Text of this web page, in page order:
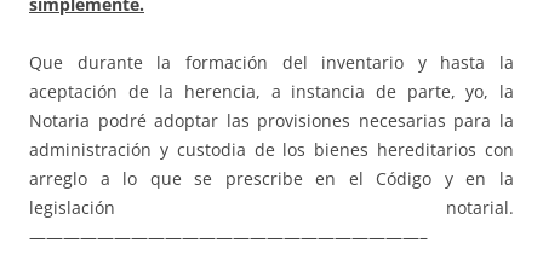
simplemente.
Que durante la formación del inventario y hasta la
aceptación de la herencia, a instancia de parte, yo, la
Notaria podré adoptar las provisiones necesarias para la
administración y custodia de los bienes hereditarios con
arreglo a lo que se prescribe en el Código y en la
legislación notarial.
———————————————————————–